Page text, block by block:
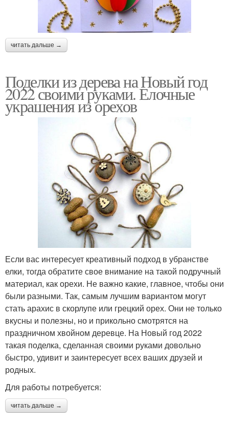
читать дальше →
Поделки из дерева на Новый год
2022 своими руками. Елочные
украшения из орехов
Если вас интересует креативный подход в убранстве
елки, тогда обратите свое внимание на такой подручный
материал, как орехи. Не важно какие, главное, чтобы они
были разными. Так, самым лучшим вариантом могут
стать арахис в скорлупе или грецкий орех. Они не только
вкусны и полезны, но и прикольно смотрятся на
праздничном хвойном деревце. На Новый год 2022
такая поделка, сделанная своими руками довольно
быстро, удивит и заинтересует всех ваших друзей и
родных.
Для работы потребуется:
читать дальше →